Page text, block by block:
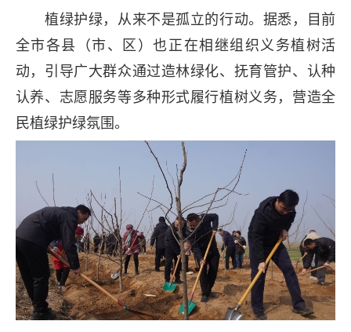
植绿护绿，从来不是孤立的行动。据悉，目前
全市各县（市、区）也正在相继组织义务植树活
动，引导广大群众通过造林绿化、抚育管护、认种
认养、志愿服务等多种形式履行植树义务，营造全
民植绿护绿氛围。